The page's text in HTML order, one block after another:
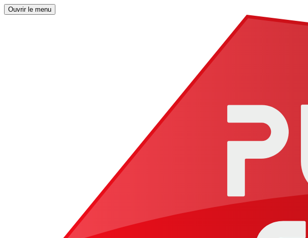
Ouvrir le menu